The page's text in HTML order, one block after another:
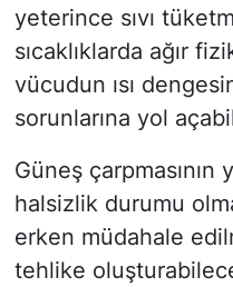
yeterince sıvı
sıcaklıklarda ağır
vücudun ısı
sorunlarına yol
Güneş çarpmasının
halsizlik durumu
erken müdahale
tehlike